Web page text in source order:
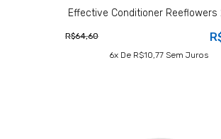
Effective Conditioner Reeflowers
R$64,60
6X De R$10,77 Sem Juros